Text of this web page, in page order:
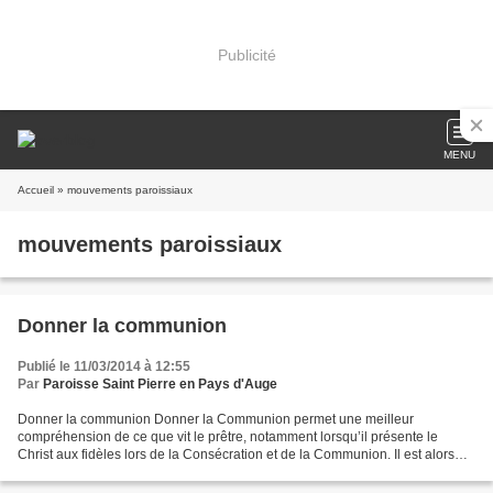
Publicité
MENU
Accueil » mouvements paroissiaux
mouvements paroissiaux
Donner la communion
Publié le 11/03/2014 à 12:55
Par Paroisse Saint Pierre en Pays d'Auge
Donner la communion Donner la Communion permet une meilleur
compréhension de ce que vit le prêtre, notamment lorsqu’il présente le
Christ aux fidèles lors de la Consécration et de la Communion. Il est alors